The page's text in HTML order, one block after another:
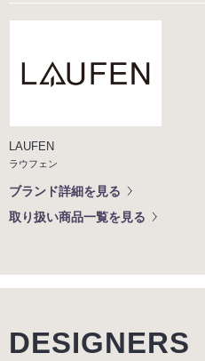
LAUFEN
ラウフェン
ブランド詳細を見る
取り扱い商品一覧を見る
DESIGNERS